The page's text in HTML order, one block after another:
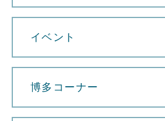
イベント
博多コーナー